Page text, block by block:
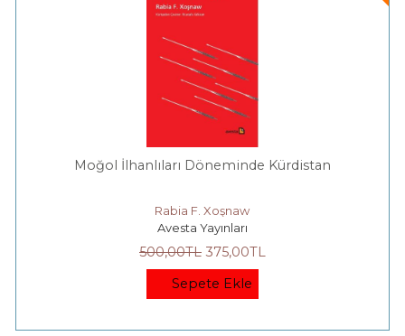
Moğol İlhanlıları Döneminde Kürdistan
Rabia F. Xoşnaw
Avesta Yayınları
500,00TL 375,00TL
Sepete Ekle